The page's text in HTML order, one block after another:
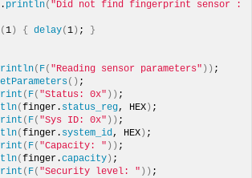
println( "Did not find fingerprint sensor :
(1 ) { delay(1 ) ;
}
( F( "Reading sensor parameters" )) ;
() ;
( F( "Status: 0x" )) ;
(finger. status_reg, HEX ) ;
( F( "Sys ID: 0x" )) ;
(finger. system_id, HEX ) ;
( F( "Capacity: " )) ;
(finger.capacity ) ;
( F( "Security level: " )) ;